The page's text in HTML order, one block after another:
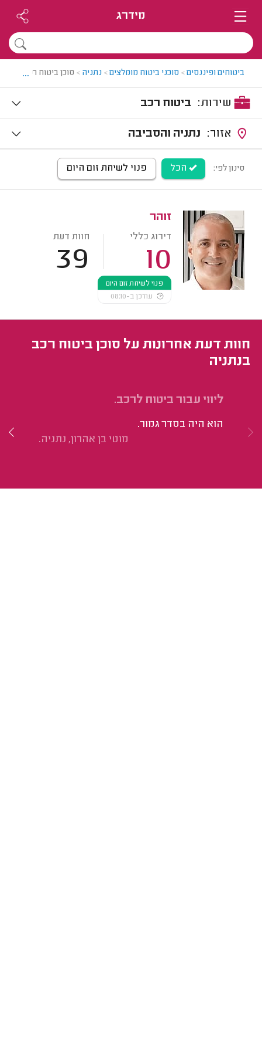
מידרג
ביטוחים ופיננסים> סוכני ביטוח מומלצים> נתניה > סוכן ביטוח רכב
...
ביטוח רכב
נתניה והסביבה
סינון לפי: הכל פנוי לשיחת זום היום
זוהר
דירוג כללי
10
חוות דעת
39
פנוי לשיחת זום היום
עודכן ב-08:10
חוות דעת אחרונות על סוכן ביטוח רכב
בנתניה
ליווי עבור ביטוח לרכב.
הוא היה בסדר גמור.
מוטי בן אהרון, נתניה.